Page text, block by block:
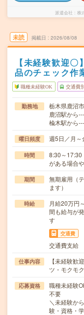
派遣会社 株
未読 掲載日 2026/08/08
【未経験歓迎
品のチェック作
職種未経験OK 交通費
勤務地
栃木県鹿沼市
鹿沼駅から
楡木駅から
曜日頻度 週5日／月～
時間
8:30～17:30
がある場合
期間
無期雇用（
ます）
時給
月給20万円
間も給与が
す
交通費
交通費支給
仕事内容
【未経験歓
ツ・モクモ
応募資格
職種未経験
不要
＼未経験か
験・資格・